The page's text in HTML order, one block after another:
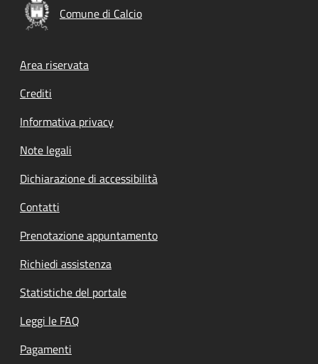
Comune di Calcio
Footer menu
Area riservata
Crediti
Informativa privacy
Note legali
Dichiarazione di accessibilità
Contatti
Prenotazione appuntamento
Richiedi assistenza
Statistiche del portale
Leggi le FAQ
Pagamenti